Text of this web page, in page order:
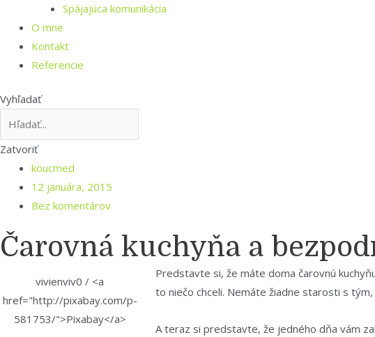
Spájajúca komunikácia
O mne
Kontakt
Referencie
Vyhľadať
Zatvoriť
koucmed
12 januára, 2015
Bez komentárov
Čarovná kuchyňa a
vivienviv0 / <a
href="http://pixabay.com/p-
581753/">Pixabay</a>
Predstavte si, že máte doma čarovnú
to niečo chceli. Nemáte žiadne starosti s
A teraz si predstavte, že jedného dňa vám